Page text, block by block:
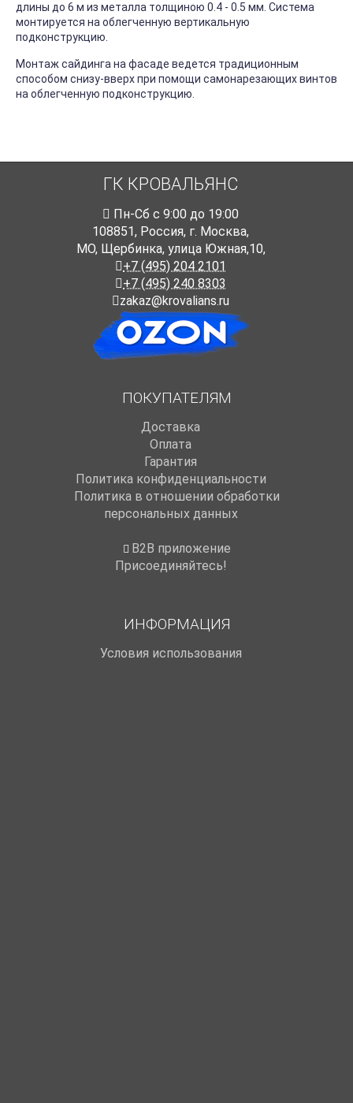
длины до 6 м из металла толщиною 0.4 - 0.5 мм. Система
монтируется на облегченную вертикальную
подконструкцию.
Монтаж сайдинга на фасаде ведется традиционным
способом снизу-вверх при помощи самонарезающих винтов
на облегченную подконструкцию.
ГК КРОВАЛЬЯНС
Пн-Cб с 9:00 до 19:00
108851, Россия, г. Москва,
МО, Щербинка, улица Южная,10,
+7 (495) 204 2101
+7 (495) 240 8303
zakaz@krovalians.ru
ПОКУПАТЕЛЯМ
Доставка
Оплата
Гарантия
Политика конфиденциальности
Политика в отношении обработки
персональных данных
B2B приложение
Присоединяйтесь!
ИНФОРМАЦИЯ
Условия использования